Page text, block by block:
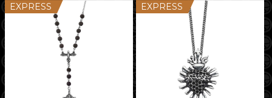
EXPRESS EXPRESS